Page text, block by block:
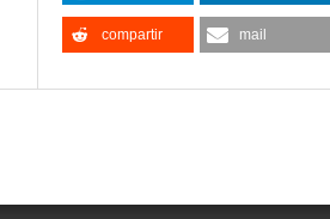
compartir mail